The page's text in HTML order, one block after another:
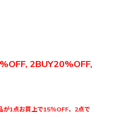
2BUY20%OFF,
が1点お買上で15％OFF、2点で